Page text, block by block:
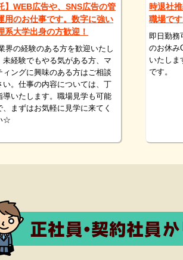
】WEB広告や、SNS広告の管
用のお仕事です。数字に強い
系大学出身の方歓迎！
界の経験のある方を歓迎いたし
未経験でもやる気がある方、マ
ィングに興味のある方はご相談
い。仕事の内容については、丁
導いたします。職場見学も可能
、まずはお気軽に見学に来てく
☆
時退社
職場です
即日勤務
のお休み
いたしま
です。